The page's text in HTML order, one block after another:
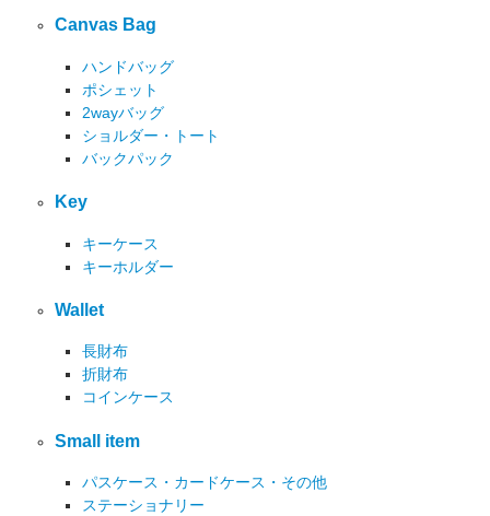
Canvas Bag
ハンドバッグ
ポシェット
2wayバッグ
ショルダー・トート
バックパック
Key
キーケース
キーホルダー
Wallet
長財布
折財布
コインケース
Small item
パスケース・カードケース・その他
ステーショナリー